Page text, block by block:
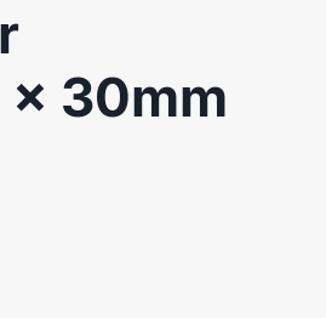
x 30mm